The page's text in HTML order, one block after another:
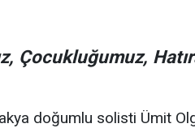
Çocukluğumuz,
doğumlu solisti Ümit